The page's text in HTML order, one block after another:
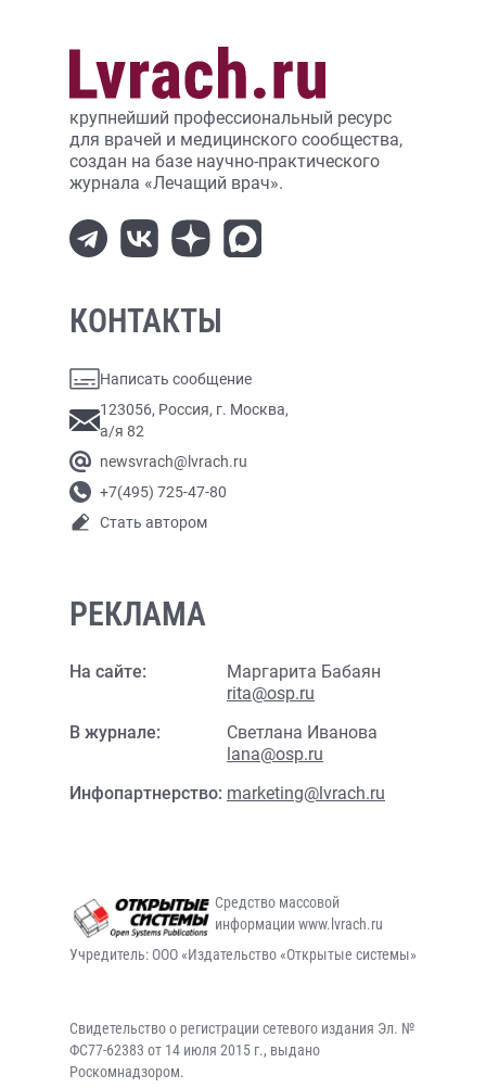
крупнейший профессиональный ресурс
для врачей и медицинского сообщества,
создан на базе научно-практического
журнала «Лечащий врач».
КОНТАКТЫ
Написать сообщение
123056, Россия, г. Москва,
а/я 82
newsvrach@lvrach.ru
+7(495) 725-47-80
Стать автором
РЕКЛАМА
На сайте:
Маргарита Бабаян
rita@osp.ru
В журнале:
Светлана Иванова
lana@osp.ru
Инфопартнерство: marketing@lvrach.ru
Средство массовой
информации www.lvrach.ru
Учредитель: ООО «Издательство «Открытые системы»
Свидетельство о регистрации сетевого издания Эл. №
ФС77-62383 от 14 июля 2015 г., выдано
Роскомнадзором.